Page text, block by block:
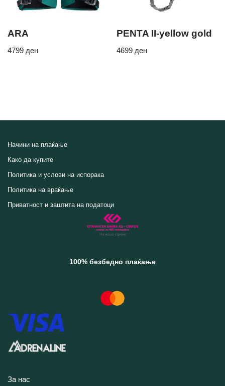
ARA
4799 ден
PENTA II-yellow gold
4699 ден
Начини на плаќање
Како да купите
Политика и услови на испорака
Политика на враќање
Приватност и заштита на податоци
100% безбедно плаќање
За нас